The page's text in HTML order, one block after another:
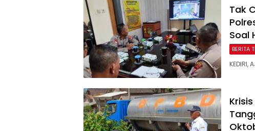
Tak
Soal
BERITA
KEDIRI,